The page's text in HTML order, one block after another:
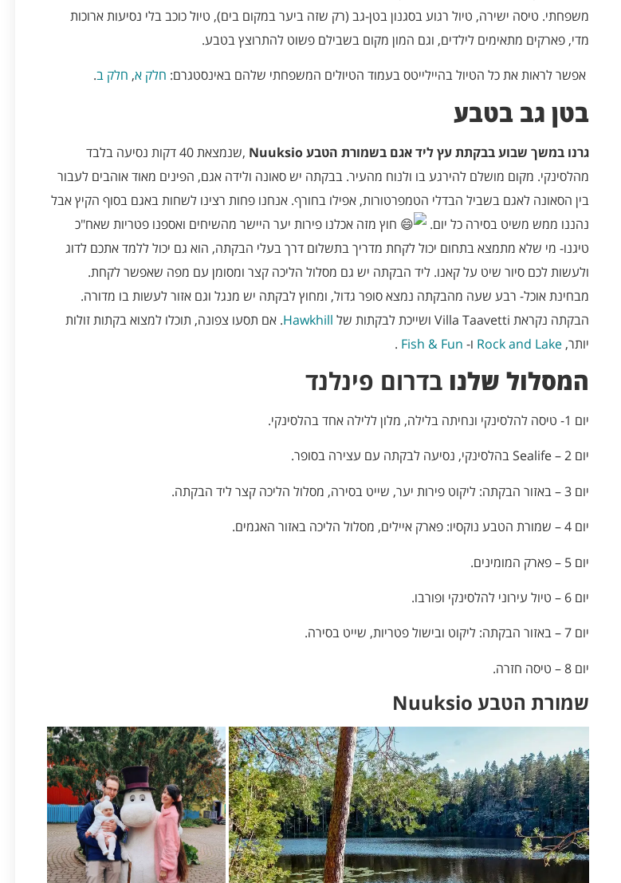
משפחתי. טיסה ישירה, טיול רגוע בסגנון בטן-גב (רק שזה ביער במקום בים), טיול כוכב בלי נסיעות ארוכות
מדי, פארקים מתאימים לילדים, וגם המון מקום בשבילם פשוט להתרוצץ בטבע.
אפשר לראות את כל הטיול בהיילייטס בעמוד הטיולים המשפחתי שלהם באינסטגרם: חלק א, חלק ב.
בטן גב בטבע
גרנו במשך שבוע בבקתת עץ ליד אגם בשמורת הטבע Nuuksio
,שנמצאת 40 דקות נסיעה בלבד
מהלסינקי. מקום מושלם להירגע בו ולנוח מהעיר. בבקתה יש סאונה ולידה אגם, הפינים מאוד אוהבים לעבור
בין הסאונה לאגם בשביל הבדלי הטמפרטורות, אפילו בחורף. אנחנו פחות רצינו לשחות באגם בסוף הקיץ אבל
נהננו ממש משיט בסירה כל יום.
חוץ מזה אכלנו פירות יער היישר מהשיחים ואספנו פטריות שאח"כ
טיגנו- מי שלא מתמצא בתחום יכול לקחת מדריך בתשלום דרך בעלי הבקתה, הוא גם יכול ללמד אתכם לדוג
ולעשות לכם סיור שיט על קאנו. ליד הבקתה יש גם מסלול הליכה קצר ומסומן עם מפה שאפשר לקחת.
מבחינת אוכל- רבע שעה מהבקתה נמצא סופר גדול, ומחוץ לבקתה יש מנגל וגם אזור לעשות בו מדורה.
הבקתה נקראת Villa Taavetti ושייכת לבקתות של
Hawkhill. אם תסעו צפונה, תוכלו למצוא בקתות זולות
יותר, Rock and Lake ו- Fish & Fun
.
המסלול שלנו בדרום פינלנד
יום 1- טיסה להלסינקי ונחיתה בלילה, מלון ללילה אחד בהלסינקי.
יום 2 – Sealife בהלסינקי, נסיעה לבקתה עם עצירה בסופר.
יום 3 – באזור הבקתה: ליקוט פירות יער, שייט בסירה, מסלול הליכה קצר ליד הבקתה.
יום 4 – שמורת הטבע נוקסיו: פארק איילים, מסלול הליכה באזור האגמים.
יום 5 – פארק המומינים.
יום 6 – טיול עירוני להלסינקי ופורבו.
יום 7 – באזור הבקתה: ליקוט ובישול פטריות, שייט בסירה.
יום 8 – טיסה חזרה.
שמורת הטבע Nuuksio